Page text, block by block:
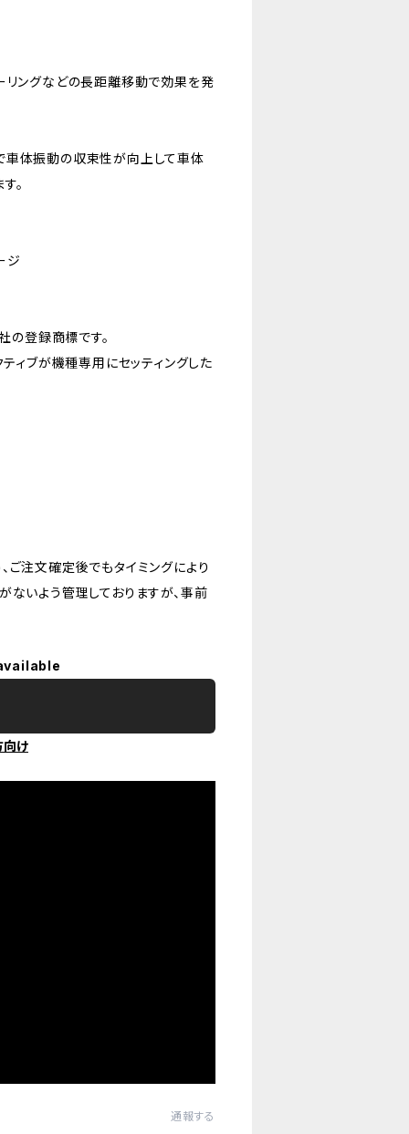
リングなどの長距離移動で効果を発
車体振動の収束性が向上して車体
。
ジ
の登録商標です。
ィブが機種専用にセッティングした
ご注文確定後でもタイミングにより
ないよう管理しておりますが、事前
向け
通報する